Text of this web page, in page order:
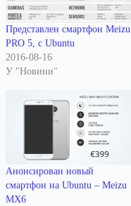
Представлен смартфон Meizu
PRO 5, с Ubuntu
2016-08-16
У "Новини"
Анонсирован новый
смартфон на Ubuntu – Meizu
MX6